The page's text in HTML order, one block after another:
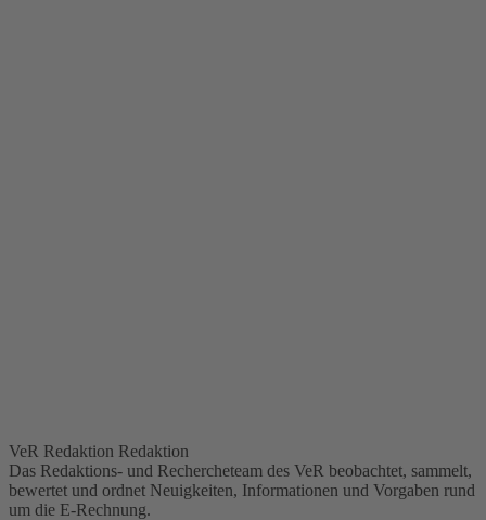
VeR Redaktion Redaktion
Das Redaktions- und Rechercheteam des VeR beobachtet, sammelt,
bewertet und ordnet Neuigkeiten, Informationen und Vorgaben rund
um die E-Rechnung.